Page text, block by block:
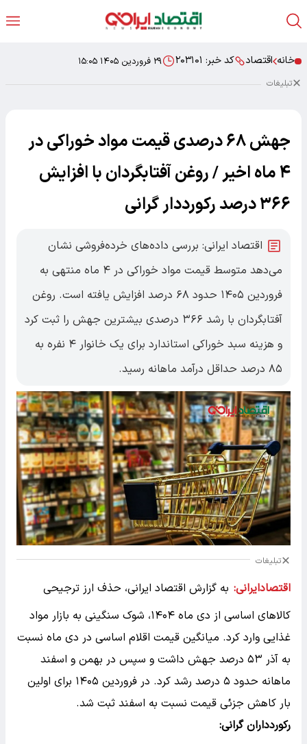
خانه اقتصاد کد خبر: ۲۰۳۱۰۱ ۲۹ فروردین ۱۴۰۵ ۱۵:۰۵
تبلیغات
جهش ۶۸ درصدی قیمت مواد خوراکی در
۴ ماه اخیر / روغن آفتابگردان با افزایش
۳۶۶ درصد رکورددار گرانی
اقتصاد ایرانی: بررسی داده‌های خرده‌فروشی نشان
می‌دهد متوسط قیمت مواد خوراکی در ۴ ماه منتهی به
فروردین ۱۴۰۵ حدود ۶۸ درصد افزایش یافته است. روغن
آفتابگردان با رشد ۳۶۶ درصدی بیشترین جهش را ثبت کرد
و هزینه سبد خوراکی استاندارد برای یک خانوار ۴ نفره به
۸۵ درصد حداقل درآمد ماهانه رسید.
تبلیغات
اقتصادایرانی: به گزارش اقتصاد ایرانی، حذف ارز ترجیحی
کالاهای اساسی از دی ماه ۱۴۰۴، شوک سنگینی به بازار مواد
غذایی وارد کرد. میانگین قیمت اقلام اساسی در دی ماه نسبت
به آذر ۵۳ درصد جهش داشت و سپس در بهمن و اسفند
ماهانه حدود ۵ درصد رشد کرد. در فروردین ۱۴۰۵ برای اولین
بار کاهش جزئی قیمت نسبت به اسفند ثبت شد.
رکوردداران گرانی: